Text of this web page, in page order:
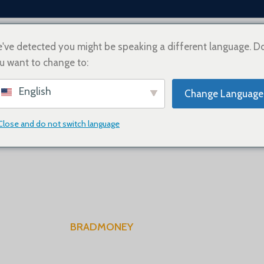
detected you might be speaking a different language.
want to change to:
English Change Language
and do not switch language